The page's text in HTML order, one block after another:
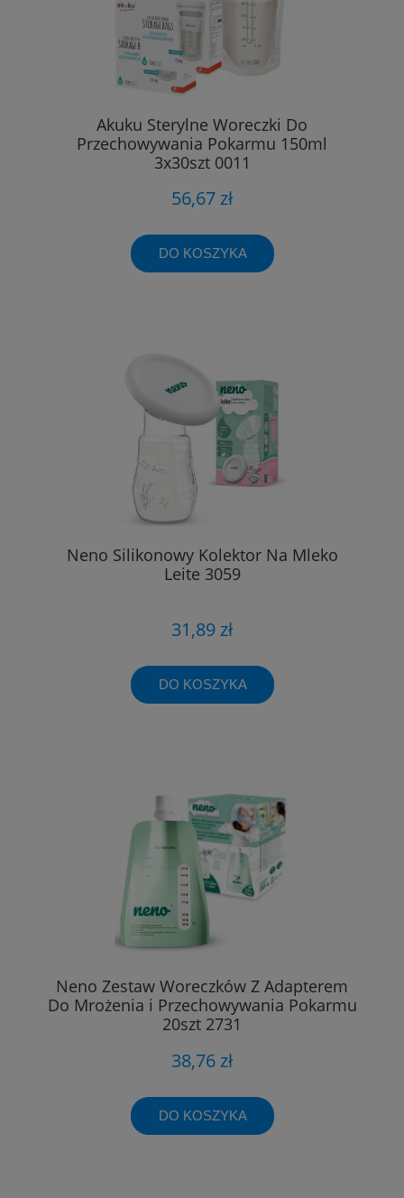
Akuku Sterylne Woreczki Do
Przechowywania Pokarmu 150ml
3x30szt 0011
56,67 zł
DO KOSZYKA
Neno Silikonowy Kolektor Na Mleko
Leite 3059
31,89 zł
DO KOSZYKA
Neno Zestaw Woreczków Z Adapterem
Do Mrożenia i Przechowywania Pokarmu
20szt 2731
38,76 zł
DO KOSZYKA